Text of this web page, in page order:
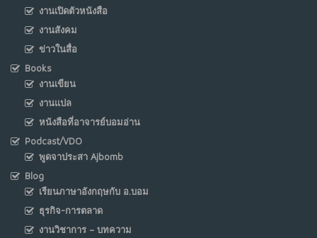
งานเปิดตัวหนังสือ
งานสังคม
ข่าวในสื่อ
Books
งานเขียน
งานแปล
หนังสือที่อาจารย์บอมอ่าน
Podcast/VDO
พูดจาประสา Ajbomb
Blog
เรียนภาษาอังกฤษกับ อ.บอม
ธุรกิจ-การตลาด
งานวิชาการ – บทความ